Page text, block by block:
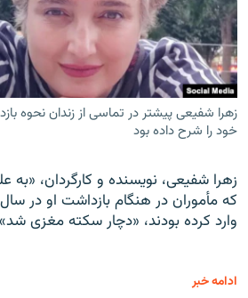
زهرا شفیعی پیشتر در تماسی از زندان نحوه
خود را شرح داده بود
زهرا شفیعی، نویسنده و کارگردان،
وارد کرده بودند، «دچار سکته مغزی
ادامه خبر